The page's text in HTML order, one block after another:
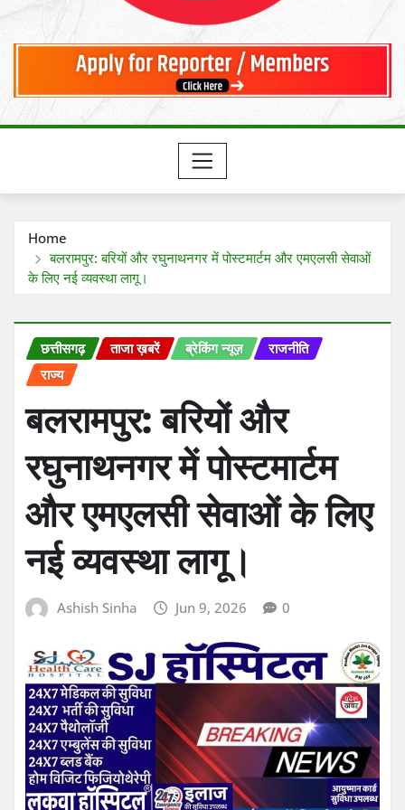
Home
बलरामपुर: बरियों और रघुनाथनगर में पोस्टमार्टम और एमएलसी सेवाओं
के लिए नई व्यवस्था लागू।
छत्तीसगढ़ ताजा ख़बरें ब्रेकिंग न्यूज़
राजनीति
राज्य
बलरामपुर: बरियों और
रघुनाथनगर में पोस्टमार्टम
और एमएलसी सेवाओं के लिए
नई व्यवस्था लागू।
Ashish Sinha Jun 9, 2026 0